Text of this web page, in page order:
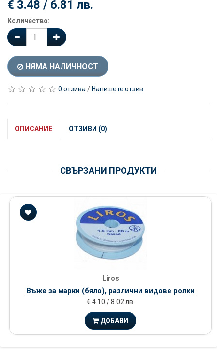
€ 3.48 / 6.81 лв.
Количество:
НЯМА НАЛИЧНОСТ
0 отзива / Напишете отзив
ОПИСАНИЕ ОТЗИВИ (0)
СВЪРЗАНИ ПРОДУКТИ
Liros
Въже за марки (бяло), различни видове ролки
€ 4.10 / 8.02 лв.
ДОБАВИ